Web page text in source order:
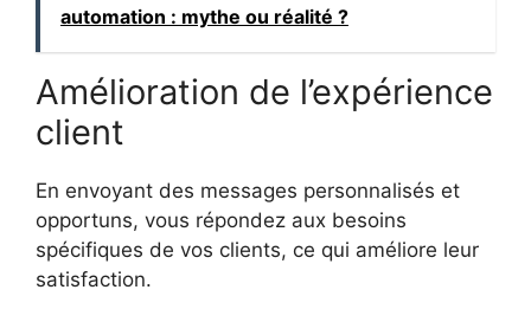
automation : mythe ou réalité ?
Amélioration de l’expérience
client
En envoyant des messages personnalisés et
opportuns, vous répondez aux besoins
spécifiques de vos clients, ce qui améliore leur
satisfaction.